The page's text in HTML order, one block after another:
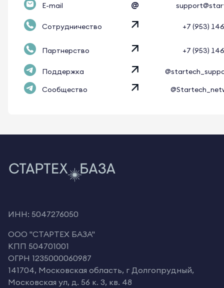
E-mail @
Сотрудничество +7 (953)
Партнерство +7 (953)
Поддержка
Сообщество
ИНН: 5047276050
OOO "СТАРТЕХ БАЗА"
КПП 504701001
ОГРН 1235000060987
141704, Московская область, г Долгопрудный,
Московская ул, д. 56 к. 3, кв. 48